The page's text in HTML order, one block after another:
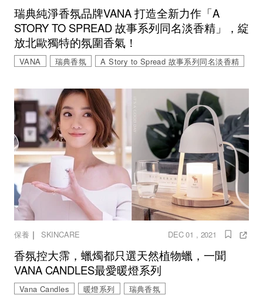
瑞典純淨香氛品牌VANA 打造全新力作「A
STORY TO SPREAD 故事系列同名淡香精」，綻
放北歐獨特的氛圍香氣！
VANA 瑞典香氛 A Story to Spread 故事系列同名淡香精
保養 ｜ SKINCARE DEC 01 , 2021
香氛控大霈，蠟燭都只選天然植物蠟，一聞
VANA CANDLES最愛暖燈系列
Vana Candles 暖燈系列 瑞典香氛